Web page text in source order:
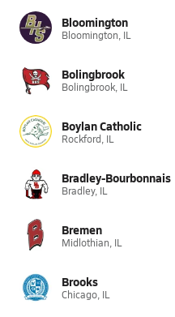
Bloomington
Bloomington, IL
Bolingbrook
Bolingbrook, IL
Boylan Catholic
Rockford, IL
Bradley-Bourbonnais
Bradley, IL
Bremen
Midlothian, IL
Brooks
Chicago, IL